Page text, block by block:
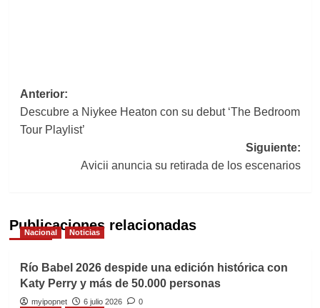
Navegación
de
entradas
Anterior:
Descubre a Niykee Heaton con su debut ‘The Bedroom
Tour Playlist’
Siguiente:
Avicii anuncia su retirada de los escenarios
Publicaciones relacionadas
Nacional Noticias
Río Babel 2026 despide una edición histórica con
Katy Perry y más de 50.000 personas
myipopnet 6 julio 2026 0